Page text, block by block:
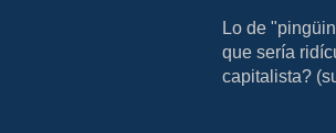
Lo de
que sería
capitalista?